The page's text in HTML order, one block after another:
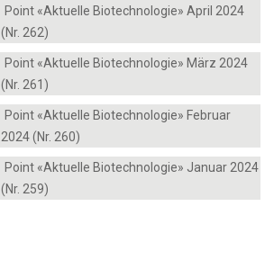
Point «Aktuelle Biotechnologie» April 2024
(Nr. 262)
Point «Aktuelle Biotechnologie» März 2024
(Nr. 261)
Point «Aktuelle Biotechnologie» Februar
2024 (Nr. 260)
Point «Aktuelle Biotechnologie» Januar 2024
(Nr. 259)